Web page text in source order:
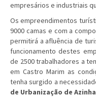
empresários e industriais
Os empreendimentos
9000 camas e com a
permitirá a afluência de
funcionamento destes
de 2500 trabalhadores a
em Castro Marim as
tenha surgido a
de Urbanização de